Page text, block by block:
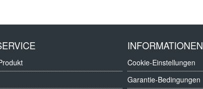
INFORMATIONEN
Cookie-Einstellungen
Garantie-Bedingungen